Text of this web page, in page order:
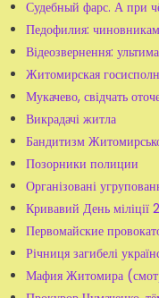
Судебный фарс. А при
Педофилия:
Відеозвернення:
Житомирская
Мукачево, свідчать
Викрадачі житла
Бандитизм
Позорники полиции
Організовані
Кривавий День міліції
Первомайские
Річниця загибелі
Мафия Житомира